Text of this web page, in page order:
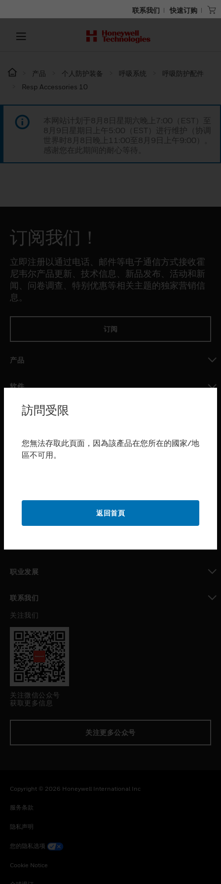
联系我们 快速订购
产品 个人防护装备 呼吸系统
呼吸防护配件
Resp Accessories 10
本网站计划于8月8日星期六晚上7:00（EST）至
8月9日星期日上午5:00（EST）进行维护（协调
世界时8月8日晚上11:00至8月9日上午9:00）。
感谢您在此期间的耐心等待。
订阅我们！
立即注册以通过电话、邮件等电子通信方式接收霍
尼韦尔产品更新、技术信息、新品发布、活动和新
闻、问卷调查、特别优惠等相关主题的独家营销信
息。
订阅
产品
软件
toggle view
服务
行业
toggle view
职业发展
联系我们
toggle view
关注我们
关注微信公众号
获取更多信息
关注更多公众号
Copyright © 2026 Honeywell International Inc
服务条款
隐私声明
您的隐私选项
Cookie Notice
訪問受限
您無法存取此頁面，因為該產品在您所在的國家/地
區不可用。
返回首頁